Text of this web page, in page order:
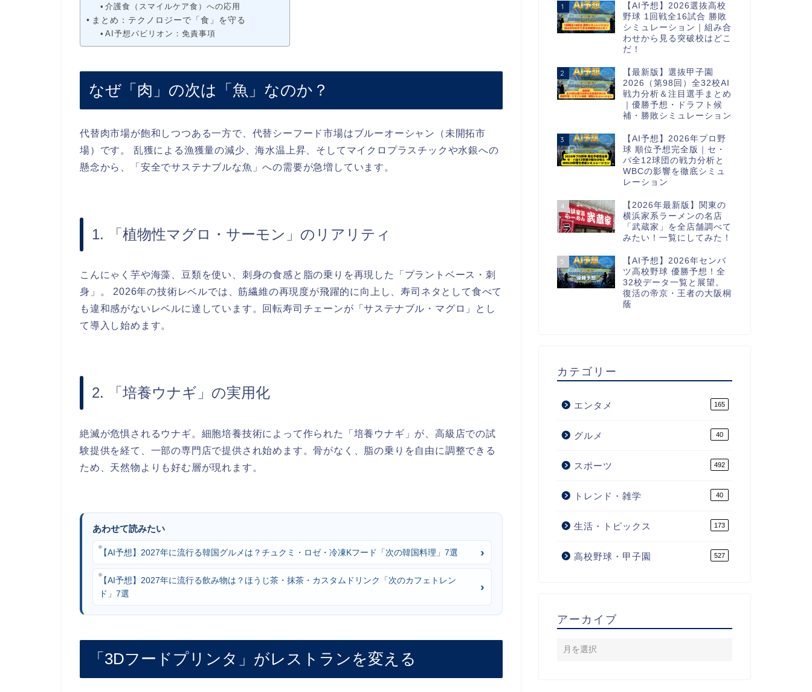
介護食（スマイルケア食）への応用
まとめ：テクノロジーで「食」を守る
AI予想パビリオン：免責事項
なぜ「肉」の次は「魚」なのか？
代替肉市場が飽和しつつある一方で、代替シーフード市場はブルーオーシャン（未開拓市
場）です。 乱獲による漁獲量の減少、海水温上昇、そしてマイクロプラスチックや水銀への
懸念から、「安全でサステナブルな魚」への需要が急増しています。
1. 「植物性マグロ・サーモン」のリアリティ
こんにゃく芋や海藻、豆類を使い、刺身の食感と脂の乗りを再現した「プラントベース・刺
身」。 2026年の技術レベルでは、筋繊維の再現度が飛躍的に向上し、寿司ネタとして食べて
も違和感がないレベルに達しています。回転寿司チェーンが「サステナブル・マグロ」とし
て導入し始めます。
2. 「培養ウナギ」の実用化
絶滅が危惧されるウナギ。細胞培養技術によって作られた「培養ウナギ」が、高級店での試
験提供を経て、一部の専門店で提供され始めます。骨がなく、脂の乗りを自由に調整できる
ため、天然物よりも好む層が現れます。
あわせて読みたい
【AI予想】2027年に流行る韓国グルメは？チュクミ・ロゼ・冷凍Kフード「次の韓国料理」7選
【AI予想】2027年に流行る飲み物は？ほうじ茶・抹茶・カスタムドリンク「次のカフェトレン
ド」7選
「3Dフードプリンタ」がレストランを変える
1
【AI予想】2026選抜高校
野球 1回戦全16試合 勝敗
シミュレーション｜組み合
わせから見る突破校はどこ
だ！
2
【最新版】選抜甲子園
2026（第98回）全32校AI
戦力分析＆注目選手まとめ
｜優勝予想・ドラフト候
補・勝敗シミュレーション
3
【AI予想】2026年プロ野
球 順位予想完全版｜セ・
パ全12球団の戦力分析と
WBCの影響を徹底シミュ
レーション
4
【2026年最新版】関東の
横浜家系ラーメンの名店
「武蔵家」を全店舗調べて
みたい！一覧にしてみた！
5
【AI予想】2026年センバ
ツ高校野球 優勝予想！全
32校データ一覧と展望。
復活の帝京・王者の大阪桐
蔭
カテゴリー
エンタメ 165
グルメ 40
スポーツ 492
トレンド・雑学 40
生活・トピックス 173
高校野球・甲子園 527
アーカイブ